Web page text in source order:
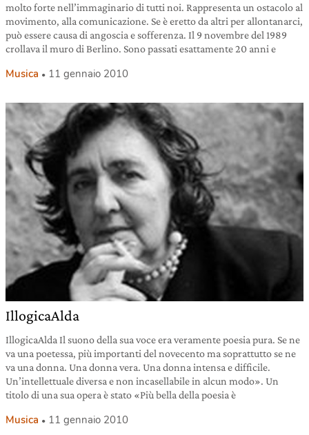
molto forte nell’immaginario di tutti noi. Rappresenta un ostacolo al
movimento, alla comunicazione. Se è eretto da altri per allontanarci,
può essere causa di angoscia e sofferenza. Il 9 novembre del 1989
crollava il muro di Berlino. Sono passati esattamente 20 anni e
Musica 11 gennaio 2010
IllogicaAlda
IllogicaAlda Il suono della sua voce era veramente poesia pura. Se ne
va una poetessa, più importanti del novecento ma soprattutto se ne
va una donna. Una donna vera. Una donna intensa e difficile.
Un’intellettuale diversa e non incasellabile in alcun modo». Un
titolo di una sua opera è stato «Più bella della poesia è
Musica 11 gennaio 2010